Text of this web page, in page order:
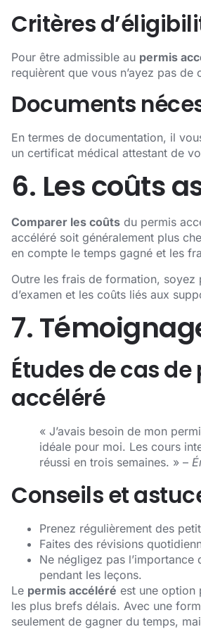
Critères
Pour être admissible au permis
requièrent que vous n’ayez pas
Documents
En termes de documentation, il
un certificat médical attestant de
6. Les coûts
Comparer les coûts du permis
accéléré soit généralement plus
en compte le temps gagné et les
Outre les frais de formation, soyez
d’examen et les coûts liés aux
7.
Études de cas
accéléré
« J’avais besoin de mon
idéale pour moi. Les cours
réussi en trois semaines. » –
Conseils et
Prenez régulièrement des
Faites des révisions
Ne négligez pas
pendant les leçons.
Le permis accéléré est une option
les plus brefs délais. Avec une
seulement de gagner du temps,